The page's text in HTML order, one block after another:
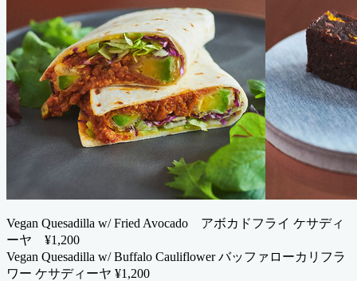
Vegan Quesadilla w/ Fried Avocado アボカドフライ ケサディ
ーヤ ¥1,200
Vegan Quesadilla w/ Buffalo Cauliflower バッファローカリフラ
ワー ケサディーヤ ¥1,200